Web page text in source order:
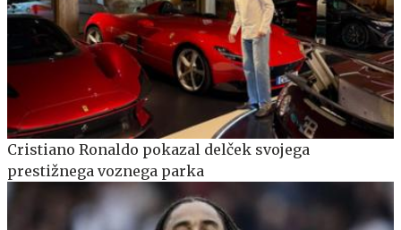
Cristiano Ronaldo pokazal delček svojega
prestižnega voznega parka